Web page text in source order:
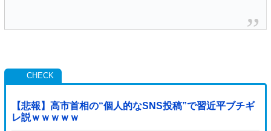
【悲報】高市首相の“個人的なSNS投稿”で習近平ブチギ
レ説ｗｗｗｗｗ